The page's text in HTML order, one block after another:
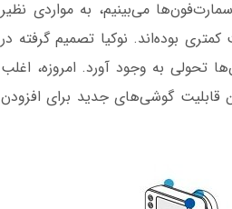
می‌بینیم، به مواردی نظیر
بوده‌اند. نوکیا تصمیم گرفته در
تحولی به وجود آورد. امروزه، اغلب
قابلیت گوشی‌های جدید برای افزودن